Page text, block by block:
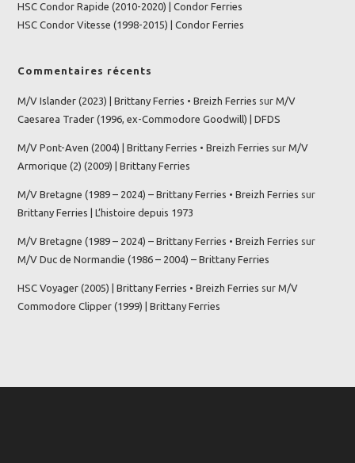
HSC Condor Rapide (2010-2020) | Condor Ferries
HSC Condor Vitesse (1998-2015) | Condor Ferries
Commentaires récents
M/V Islander (2023) | Brittany Ferries • Breizh Ferries surM/V
Caesarea Trader (1996, ex-Commodore Goodwill) | DFDS
M/V Pont-Aven (2004) | Brittany Ferries • Breizh Ferries surM/V
Armorique (2) (2009) | Brittany Ferries
M/V Bretagne (1989 – 2024) – Brittany Ferries • Breizh Ferries sur
Brittany Ferries | L’histoire depuis 1973
M/V Bretagne (1989 – 2024) – Brittany Ferries • Breizh Ferries sur
M/V Duc de Normandie (1986 – 2004) – Brittany Ferries
HSC Voyager (2005) | Brittany Ferries • Breizh Ferries surM/V
Commodore Clipper (1999) | Brittany Ferries